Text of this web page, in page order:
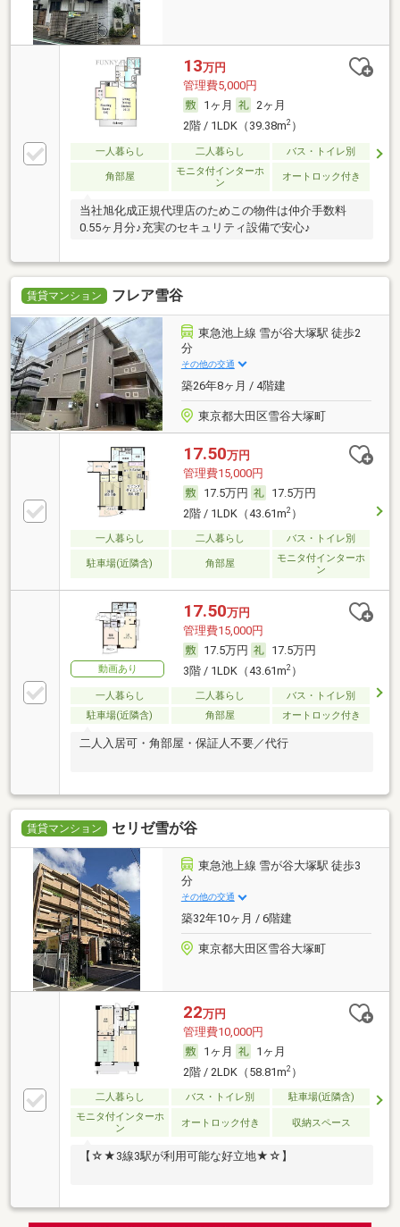
13万円
管理費5,000円
1ヶ月
2ヶ月
2階 / 1LDK（39.38m2）
一人暮らし 二人暮らし バス・トイレ別
角部屋
モニタ付インターホ
ン
オートロック付き
当社旭化成正規代理店のためこの物件は仲介手数料
0.55ヶ月分♪充実のセキュリティ設備で安心♪
賃貸マンション フレア雪谷
東急池上線 雪が谷大塚駅 徒歩2
分
その他の交通
築26年8ヶ月 / 4階建
東京都大田区雪谷大塚町
17.50万円
管理費15,000円
17.5万円
17.5万円
2階 / 1LDK（43.61m2）
一人暮らし 二人暮らし バス・トイレ別
駐車場(近隣含) 角部屋
モニタ付インターホ
ン
動画あり
17.50万円
管理費15,000円
17.5万円
17.5万円
3階 / 1LDK（43.61m2）
一人暮らし 二人暮らし
バス・トイレ別
駐車場(近隣含)
角部屋 オートロック付き
二人入居可・角部屋・保証人不要／代行
賃貸マンション セリゼ雪が谷
東急池上線 雪が谷大塚駅 徒歩3
分
その他の交通
築32年10ヶ月 / 6階建
東京都大田区雪谷大塚町
22万円
管理費10,000円
1ヶ月
1ヶ月
2階 / 2LDK（58.81m2）
二人暮らし バス・トイレ別
駐車場(近隣含)
モニタ付インターホ
ン
オートロック付き 収納スペース
【☆★3線3駅が利用可能な好立地★☆】